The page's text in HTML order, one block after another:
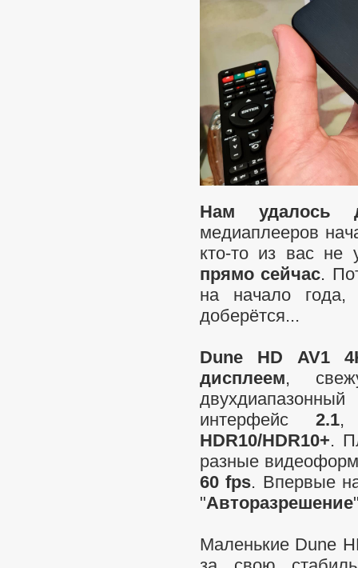
Нам удалось
медиаплееров
кто-то из вас не
прямо сейчас.
на начало
доберётся...
Dune HD AV1
дисплеем,
интерфейс 2.1,
HDR10/HDR10+.
разные
60 fps. Впервые
"Авторазрешение
Маленькие Dune